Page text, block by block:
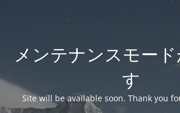
メンテナンスモー
す
Site will be available soon. Thank you